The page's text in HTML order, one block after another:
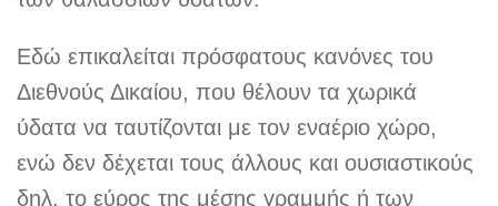
Εδώ επικαλείται πρόσφατους κανόνες του
Διεθνούς Δικαίου, που θέλουν τα χωρικά
ύδατα να ταυτίζονται με τον εναέριο χώρο,
ενώ δεν δέχεται τους άλλους και ουσιαστικούς
δηλ. το εύρος της μέσης γραμμής ή των